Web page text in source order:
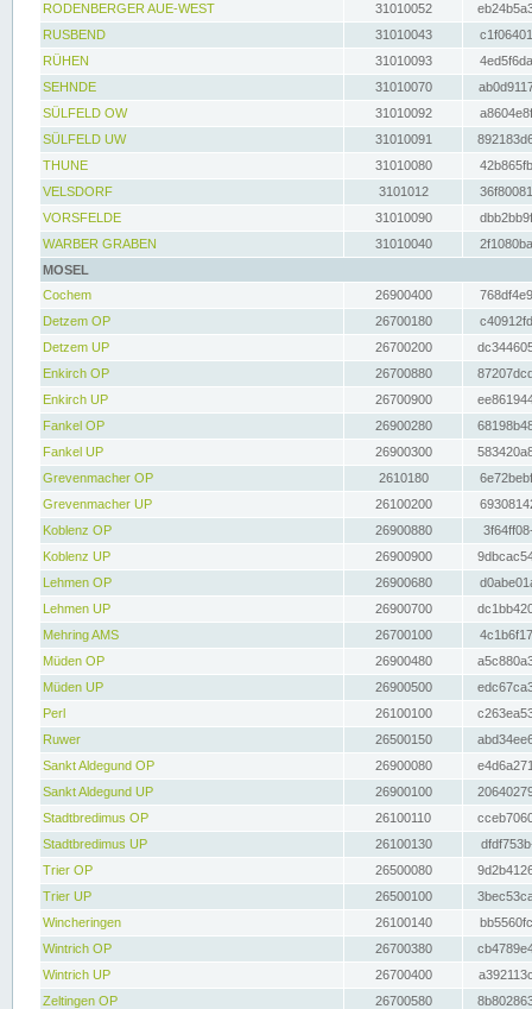
RODENBERGER AUE-WEST
31010052
RUSBEND
31010043
RÜHEN
31010093
SEHNDE
31010070
SÜLFELD OW
31010092
SÜLFELD UW
31010091
THUNE
31010080
VELSDORF
3101012
VORSFELDE
31010090
WARBER GRABEN
31010040
MOSEL
Cochem
26900400
Detzem OP
26700180
Detzem UP
26700200
Enkirch OP
26700880
Enkirch UP
26700900
Fankel OP
26900280
Fankel UP
26900300
Grevenmacher OP
2610180
Grevenmacher UP
26100200
Koblenz OP
26900880
Koblenz UP
26900900
Lehmen OP
26900680
Lehmen UP
26900700
Mehring AMS
26700100
Müden OP
26900480
Müden UP
26900500
Perl
26100100
Ruwer
26500150
Sankt Aldegund OP
26900080
Sankt Aldegund UP
26900100
Stadtbredimus OP
26100110
Stadtbredimus UP
26100130
Trier OP
26500080
Trier UP
26500100
Wincheringen
26100140
Wintrich OP
26700380
Wintrich UP
26700400
Zeltingen OP
26700580